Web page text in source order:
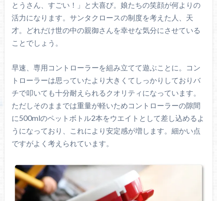
とうさん、すごい！」と大喜び。娘たちの笑顔が何よりの
活力になります。サンタクロースの制度を考えた人、天
才。どれだけ世の中の親御さんを幸せな気分にさせている
ことでしょう。
早速、専用コントローラーを組み立てて遊ぶことに。コン
トローラーは思っていたより大きくてしっかりしておりバ
チで叩いても十分耐えられるクオリティになっています。
ただしそのままでは重量が軽いためコントローラーの隙間
に500mlのペットボトル2本をウエイトとして差し込めるよ
うになっており、これにより安定感が増します。細かい点
ですがよく考えられています。